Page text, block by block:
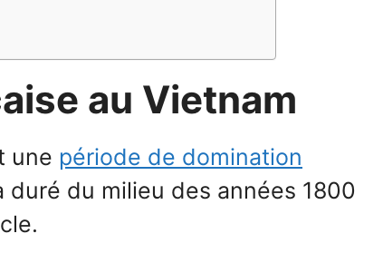
au Vietnam
une période de domination
duré du milieu des années 1800